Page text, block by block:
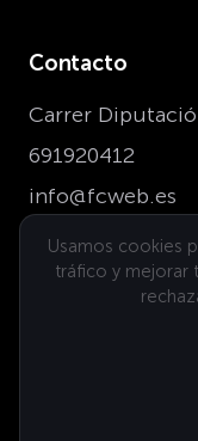
Contacto
Carrer Diputació
691920412
info@fcweb.es
Dónde estamos
Usamos cookies
tráfico y mejorar